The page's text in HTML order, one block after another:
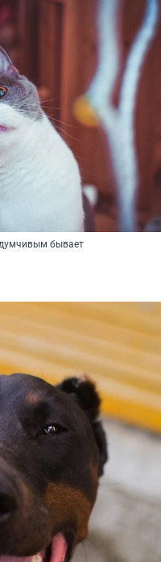
бывает